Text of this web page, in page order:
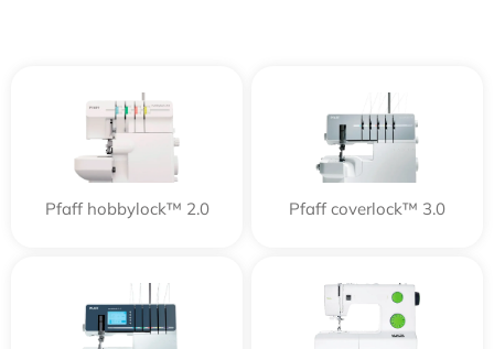
Pfaff hobbylock™ 2.0 Pfaff coverlock™ 3.0